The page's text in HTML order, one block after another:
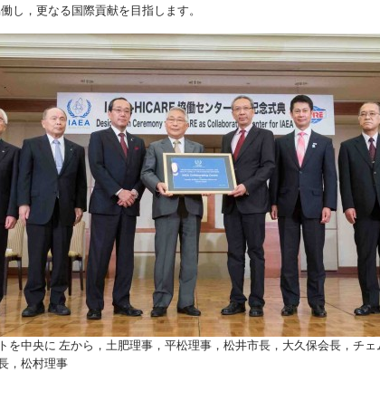
し，更なる国際貢献を目指します。
を中央に 左から，土肥理事，平松理事，松井市長，大久保会長，チ
，松村理事